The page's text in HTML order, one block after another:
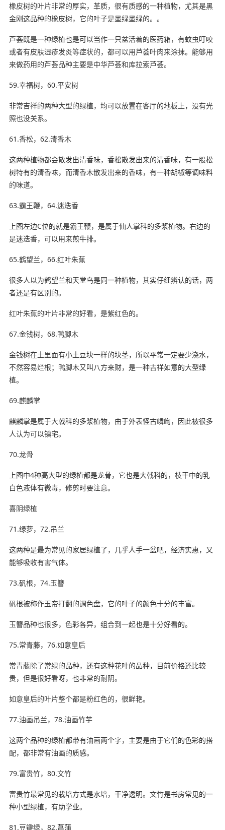
橡皮树的叶片非常的厚实，革质，很有质感的一种植物，尤其是黑
金刚这品种的橡皮树，它的叶子是墨绿墨绿的。。
芦荟既是一种绿植也是可以当作一只盆活着的医药箱，有蚊虫叮咬
或者有皮肤湿疹发炎等症状的，都可以用芦荟叶肉来涂抹。能够用
来做药用的芦荟品种主要是中华芦荟和库拉索芦荟。
59.幸福树，60.平安树
非常吉祥的两种大型的绿植，均可以放置在客厅的地板上，没有光
照也没关系。
61.香松，62.清香木
这两种植物都会散发出清香味，香松散发出来的清香味，有一股松
树特有的清香味，而清香木散发出来的香味，有一种胡椒等调味料
的味道。
63.霸王鞭，64.迷迭香
上图左边C位的就是霸王鞭，是属于仙人掌科的多浆植物。右边的
是迷迭香，可以用来煎牛排。
65.鹤望兰，66.红叶朱蕉
很多人以为鹤望兰和天堂鸟是同一种植物，其实仔细辨认的话，两
者还是有区别的。
红叶朱蕉的叶片非常的好看，是紫红色的。
67.金钱树，68.鸭脚木
金钱树在土里面有小土豆块一样的块茎，所以平常一定要少浇水，
不然容易烂根；鸭脚木又叫八方来财，是一种吉祥如意的大型绿
植。
69.麒麟掌
麒麟掌是属于大戟科的多浆植物，由于外表怪古嶙峋，因此被很多
人认为可以镇宅。
70.龙骨
上图中4种高大型的绿植都是龙骨，它也是大戟科的，枝干中的乳
白色液体有微毒，修剪时要注意。
喜阴绿植
71.绿萝，72.吊兰
这两种是最为常见的家居绿植了，几乎人手一盆吧，经济实惠，又
能够吸收有害气体。
73.矾根，74.玉簪
矾根被称作玉帝打翻的调色盘，它的叶子的颜色十分的丰富。
玉簪品种也很多，色彩各异，组合到一起也是十分好看的。
75.常青藤，76.如意皇后
常青藤除了常绿的品种，还有这种花叶的品种，目前价格还比较
贵，但是很好看呀，也非常的耐阴。
如意皇后的叶片整个都是粉红色的，很鲜艳。
77.油画吊兰，78.油画竹芋
这两个品种的绿植都带有油画两个字，主要是由于它们的色彩的搭
配，都非常有油画的质感。
79.富贵竹，80.文竹
富贵竹最常见的栽培方式是水培，干净透明。文竹是书房常见的一
种小型绿植，有助学业。
81.豆瓣绿，82.菖蒲